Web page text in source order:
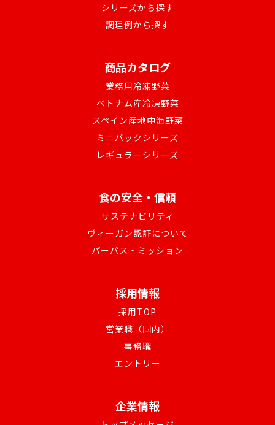
シリーズから探す
調理例から探す
商品カタログ
業務用冷凍野菜
ベトナム産冷凍野菜
スペイン産地中海野菜
ミニパックシリーズ
レギュラーシリーズ
食の安全・信頼
サステナビリティ
ヴィーガン認証について
パーパス・ミッション
採用情報
採用TOP
営業職（国内）
事務職
エントリー
企業情報